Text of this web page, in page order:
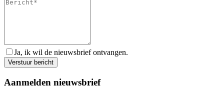
Ja, ik wil de nieuwsbrief ontvangen.
Aanmelden nieuwsbrief